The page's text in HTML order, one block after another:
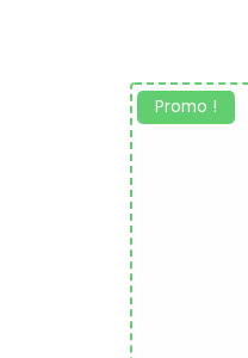
Promo !